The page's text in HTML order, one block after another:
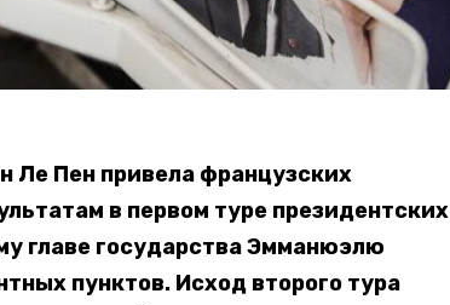
Ле Пен привела французских
в первом туре президентских
главе государства Эмманюэлю
пунктов. Исход второго тура